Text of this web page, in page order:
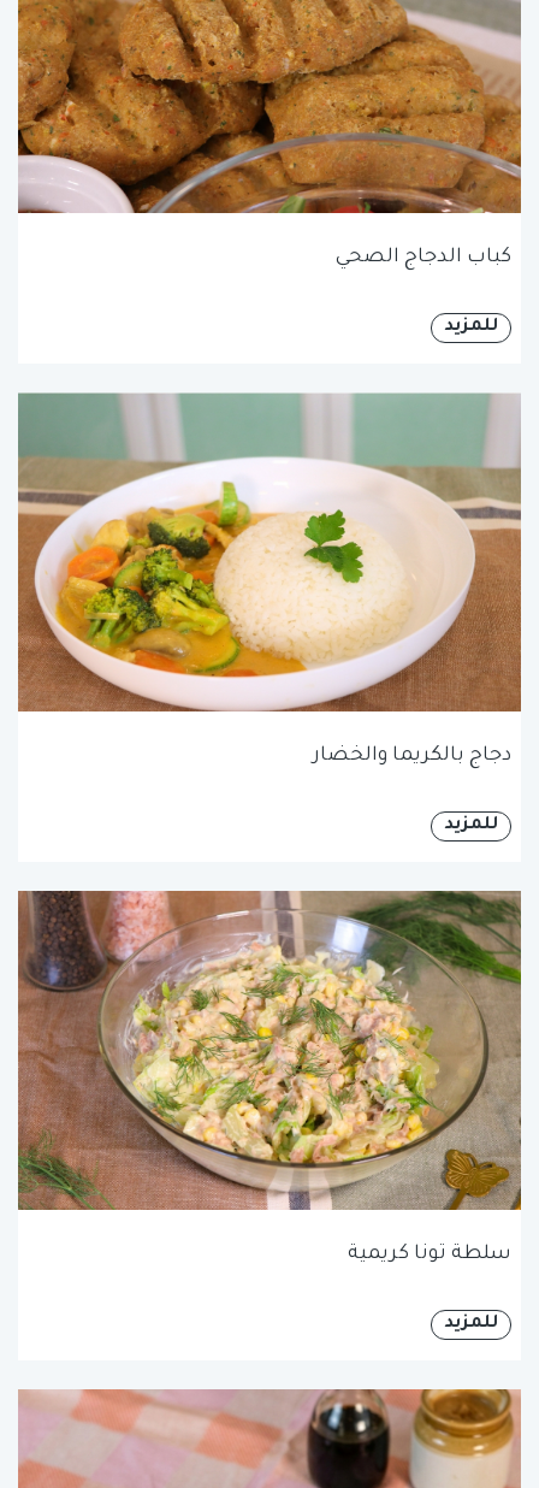
كباب الدجاج الصحي
للمزيد
دجاج بالكريما والخضار
للمزيد
سلطة تونا كريمية
للمزيد